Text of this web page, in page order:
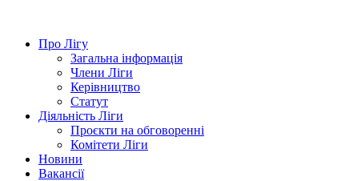
Про Лігу
Загальна інформація
Члени Ліги
Керівництво
Статут
Діяльність Ліги
Проєкти на обговоренні
Комітети Ліги
Новини
Вакансії